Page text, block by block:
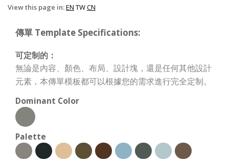
View this page in:EN TWCN
傳單 Template Specifications:
可定制的：
無論是內容、顏色、布局、設計塊，還是任何其他設計
元素，本傳單模板都可以根據您的需求進行完全定制。
Dominant Color
Palette